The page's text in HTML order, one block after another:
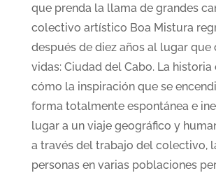
que prenda la llama de grandes
colectivo artístico Boa Mistura
después de diez años al lugar que
vidas: Ciudad del Cabo. La historia
cómo la inspiración que se
forma totalmente espontánea e
lugar a un viaje geográfico y
a través del trabajo del colectivo,
personas en varias poblaciones